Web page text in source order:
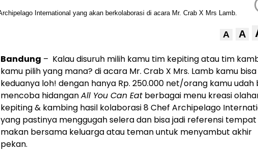
A A
Bandung – Kalau disuruh milih kamu tim kepiting atau tim
kamu pilih yang mana? di acara Mr. Crab X Mrs. Lamb kamu
keduanya loh! dengan hanya Rp. 250.000 net/orang kamu udah
mencoba hidanganAll You Can Eat berbagai menu kreasi
kepiting & kambing hasil kolaborasi 8 Chef Archipelago
yang pastinya menggugah selera dan bisa jadi referensi tempat
makan bersama keluarga atau teman untuk menyambut akhir
pekan.